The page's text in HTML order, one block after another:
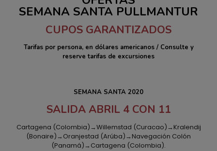
SEMANA SANTA PULLMANTUR
CUPOS GARANTIZADOS
Tarifas por persona, en dólares americanos / Consulte y
reserve tarifas de excursiones
SEMANA SANTA 2020
SALIDA ABRIL 4 CON 11
Cartagena (Colombia)→Willemstad (Curacao)→Kralendij
(Bonaire)→Oranjestad (Arúba)→Navegación Colón
(Panamá)→Cartagena (Colombia).